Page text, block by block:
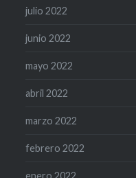
julio 2022
junio 2022
mayo 2022
abril 2022
marzo 2022
febrero 2022
enero 2022